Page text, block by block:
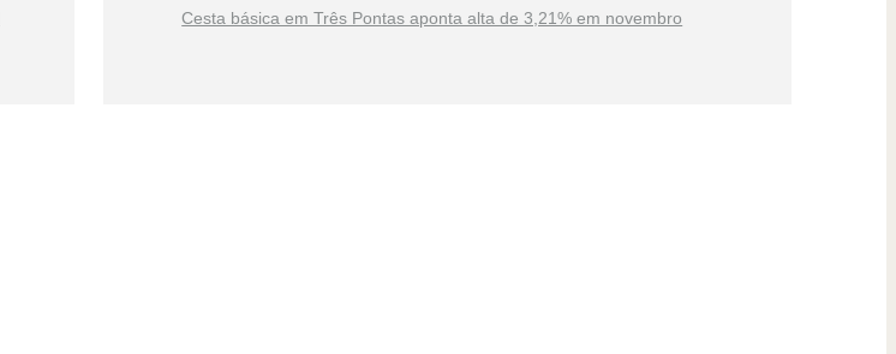
Cesta básica em Três Pontas aponta alta de 3,21% em novembro